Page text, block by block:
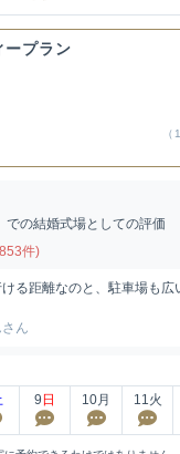
ープラン
での結婚式場としての評価
件)
る距離なのと、駐車場も広
ん
9 日 10月 11 火